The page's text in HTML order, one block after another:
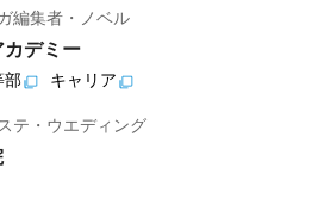
編集者・ノベル
デミー
部 キャリア
テ・ウエディング